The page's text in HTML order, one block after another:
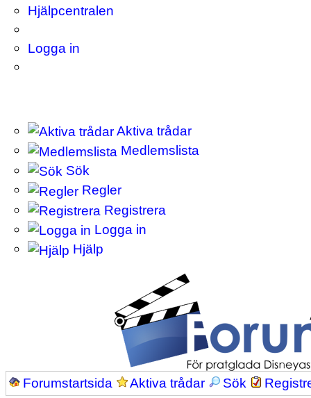
Hjälpcentralen
Logga in
Aktiva trådar
Medlemslista
Sök
Regler
Registrera
Logga in
Hjälp
Forumstartsida Aktiva trådar Sök